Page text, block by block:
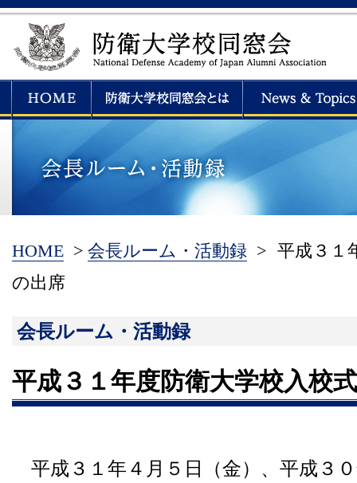
HOME > 会長ルーム・活動録 > 平成３１
の出席
会長ルーム・活動録
平成３１年度防衛大学校入校
平成３１年４月５日（金）、平成３